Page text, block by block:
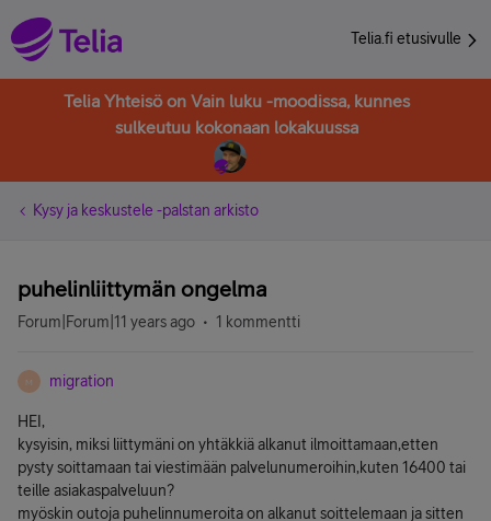
Telia.fi etusivulle
Telia Yhteisö on Vain luku -moodissa, kunnes
sulkeutuu kokonaan lokakuussa
Kysy ja keskustele -palstan arkisto
puhelinliittymän ongelma
Forum|Forum|11 years ago 1 kommentti
M migration
HEI,
kysyisin, miksi liittymäni on yhtäkkiä alkanut ilmoittamaan,etten
pysty soittamaan tai viestimään palvelunumeroihin,kuten 16400 tai
teille asiakaspalveluun?
myöskin outoja puhelinnumeroita on alkanut soittelemaan ja sitten